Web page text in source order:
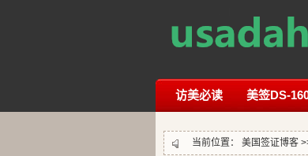
访美必读 美签DS-
当前位置： 美国签证博客